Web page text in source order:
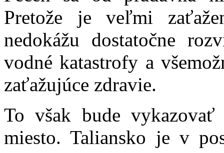
Pretože je veľmi
nedokážu dostatočne
vodné katastrofy a
zaťažujúce zdravie.
To však bude
miesto. Taliansko je v